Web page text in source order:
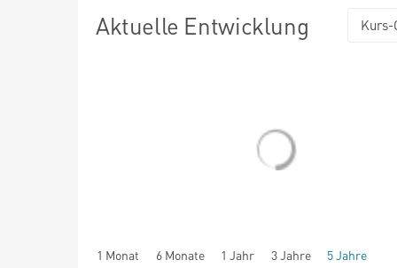
Aktuelle Entwicklung Kurs-
1 Monat 6 Monate 1 Jahr 3 Jahre 5 Jahre